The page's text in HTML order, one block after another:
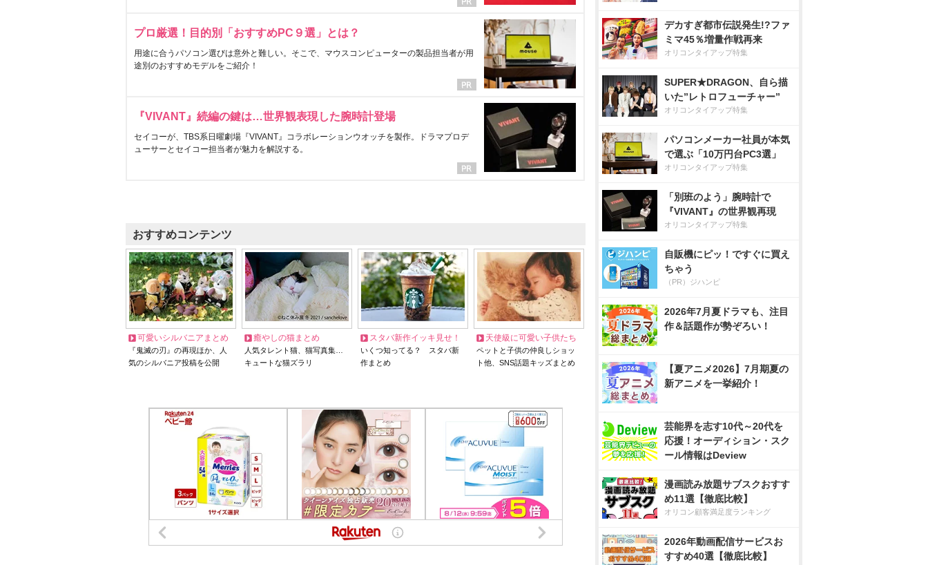
プロ厳選！目的別「おすすめPC９選」とは？
用途に合うパソコン選びは意外と難しい。そこで、マウスコンピューターの製品担当者が用
途別のおすすめモデルをご紹介！
『VIVANT』続編の鍵は…世界観表現した腕時計登場
セイコーが、TBS系日曜劇場『VIVANT』コラボレーションウオッチを製作。ドラマプロデ
ューサーとセイコー担当者が魅力を解説する。
おすすめコンテンツ
可愛いシルバニアまとめ
『鬼滅の刃』の再現ほか、人
気のシルバニア投稿を公開
癒やしの猫まとめ
人気タレント猫、猫写真集…
キュートな猫ズラリ
スタバ新作イッキ見せ！
いくつ知ってる？ スタバ新
作まとめ
天使級に可愛い子供たち
ペットと子供の仲良しショッ
ト他、SNS話題キッズまとめ
デカすぎ都市伝説発生!?ファ
ミマ45％増量作戦再来
オリコンタイアップ特集
SUPER★DRAGON、自ら描
いた”レトロフューチャー”
オリコンタイアップ特集
パソコンメーカー社員が本気
で選ぶ「10万円台PC3選」
オリコンタイアップ特集
「別班のよう」腕時計で
『VIVANT』の世界観再現
オリコンタイアップ特集
自販機にピッ！ですぐに買え
ちゃう
（PR）ジハンピ
2026年7月夏ドラマも、注目
作＆話題作が勢ぞろい！
【夏アニメ2026】7月期夏の
新アニメを一挙紹介！
芸能界を志す10代～20代を
応援！オーディション・スク
ール情報はDeview
漫画読み放題サブスクおすす
め11選【徹底比較】
オリコン顧客満足度ランキング
2026年動画配信サービスお
すすめ40選【徹底比較】